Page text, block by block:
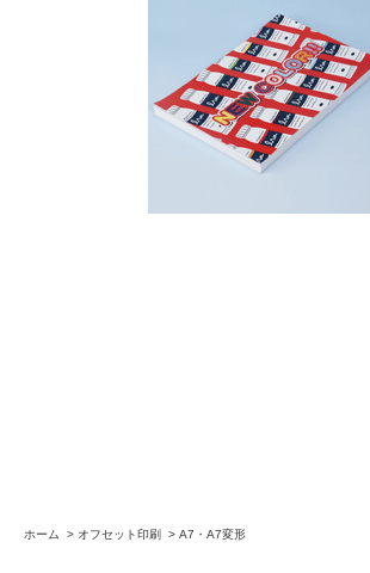
ホーム > オフセット印刷 > A7・A7変形